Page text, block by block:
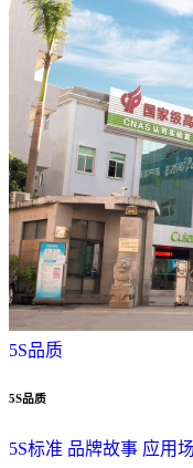
5S品质
5S品质
5S标准 品牌故事 应用